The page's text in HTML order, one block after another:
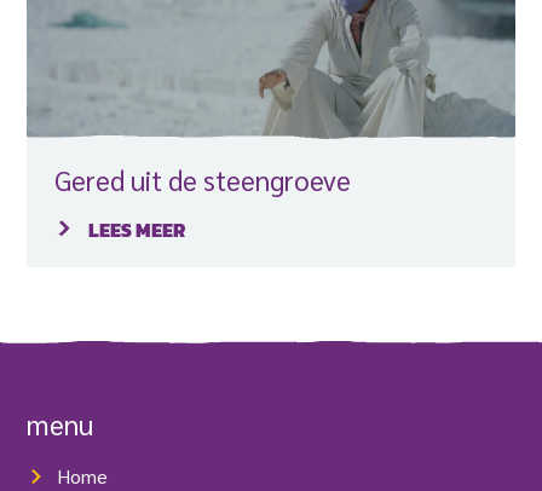
Gered uit de steengroeve
LEES MEER
menu
Home